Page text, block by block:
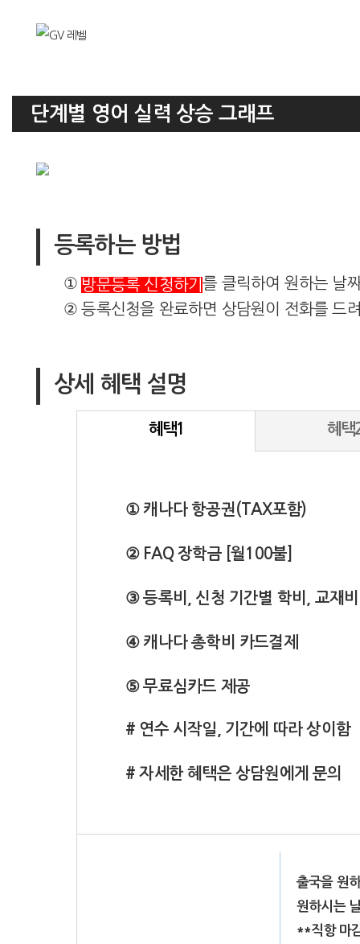
단계별 영어 실력 상승 그래프
등록하는 방법
① 방문등록 신청하기를 클릭하여 원하는 날
② 등록신청을 완료하면 상담원이 전화를 드
상세 혜택 설명
혜택1 혜택
① 캐나다 항공권(TAX포함)
② FAQ 장학금 [월100불]
③ 등록비, 신청 기간별 학비, 교재
④ 캐나다 총학비 카드결제
⑤ 무료심카드 제공
# 연수 시작일, 기간에 따라 상이함
# 자세한 혜택은 상담원에게 문의
출국을 원
원하시는
**직항 마